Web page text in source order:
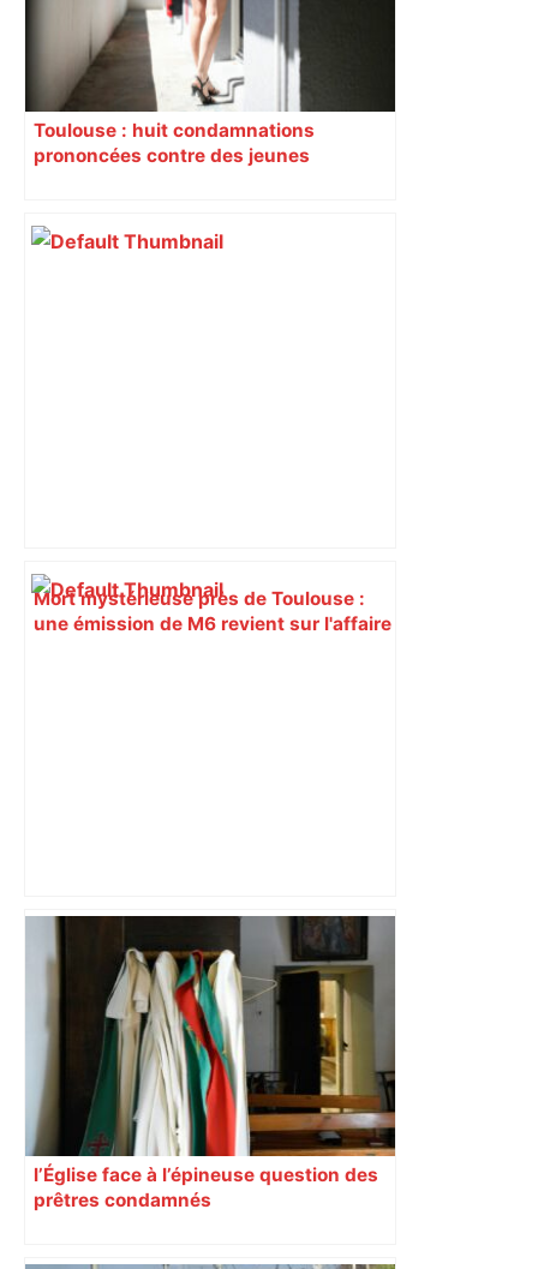
Toulouse : huit condamnations
prononcées contre des jeunes
Mort mystérieuse près de Toulouse :
une émission de M6 revient sur l'affaire
ENTRETIEN. Municipales 2026 à
Toulouse : sous le feu des critiques,
Briançon assume son alliance avec
Piquemal, "ce n’est pas un accord de
postes" – ladepeche.fr
l’Église face à l’épineuse question des
prêtres condamnés